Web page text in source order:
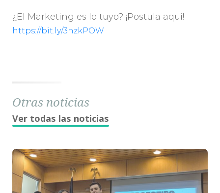
¿El Marketing es lo tuyo? ¡Postula aquí!
https://bit.ly/3hzkPOW
Otras noticias
Ver todas las noticias